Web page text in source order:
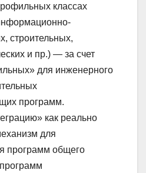
классах
строительных,
и пр.) — за счет
для инженерного
программ.
как реально
для
программ общего